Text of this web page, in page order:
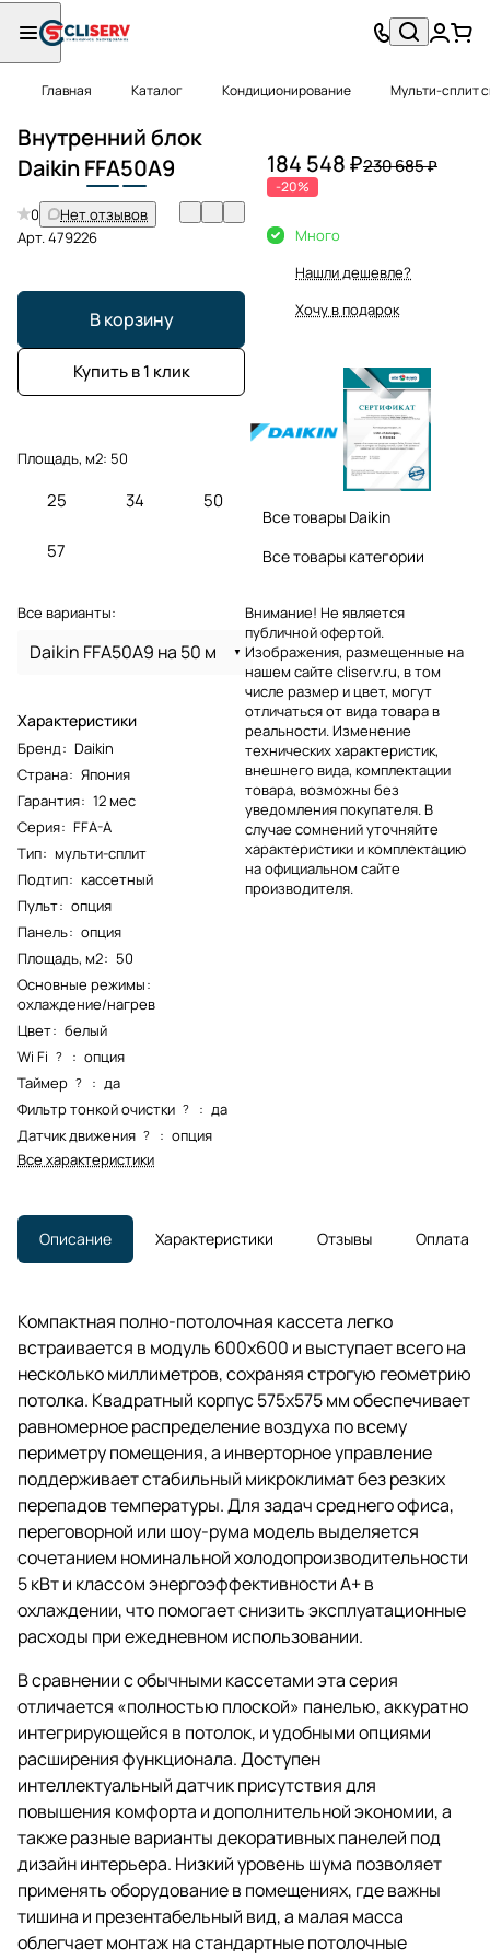
Главная Каталог Кондиционирование Мульти-сплит
Внутренний блок
DaikinFFA50A9
0
Нет отзывов
Арт.479226
В корзину
Купить в 1 клик
Площадь, м2: 50
25 34 50
57
Все варианты:
Daikin FFA50A9 на 50 м
Характеристики
Бренд: Daikin
Страна: Япония
Гарантия: 12 мес
Серия: FFA-A
Тип: мульти-сплит
Подтип: кассетный
Пульт: опция
Панель: опция
Площадь, м2: 50
Основные режимы:
охлаждение/нагрев
Цвет: белый
Wi Fi ? : опция
Таймер ? : да
Фильтр тонкой очистки ? : да
Датчик движения ? : опция
Все характеристики
184 548 ₽230 685 ₽
-20%
Много
Нашли дешевле?
Хочу в подарок
Все товары Daikin
Все товары категории
Внимание! Не является
публичной офертой.
Изображения, размещенные на
нашем сайте cliserv.ru, в том
числе размер и цвет, могут
отличаться от вида товара в
реальности. Изменение
технических характеристик,
внешнего вида, комплектации
товара, возможны без
уведомления покупателя. В
случае сомнений уточняйте
характеристики и комплектацию
на официальном сайте
производителя.
Описание Характеристики Отзывы Оплата
Компактная полно-потолочная кассета легко
встраивается в модуль 600x600 и выступает всего на
несколько миллиметров, сохраняя строгую геометрию
потолка. Квадратный корпус 575x575 мм обеспечивает
равномерное распределение воздуха по всему
периметру помещения, а инверторное управление
поддерживает стабильный микроклимат без резких
перепадов температуры. Для задач среднего офиса,
переговорной или шоу-рума модель выделяется
сочетанием номинальной холодопроизводительности
5 кВт и классом энергоэффективности A+ в
охлаждении, что помогает снизить эксплуатационные
расходы при ежедневном использовании.
В сравнении с обычными кассетами эта серия
отличается «полностью плоской» панелью, аккуратно
интегрирующейся в потолок, и удобными опциями
расширения функционала. Доступен
интеллектуальный датчик присутствия для
повышения комфорта и дополнительной экономии, а
также разные варианты декоративных панелей под
дизайн интерьера. Низкий уровень шума позволяет
применять оборудование в помещениях, где важны
тишина и презентабельный вид, а малая масса
облегчает монтаж на стандартные потолочные